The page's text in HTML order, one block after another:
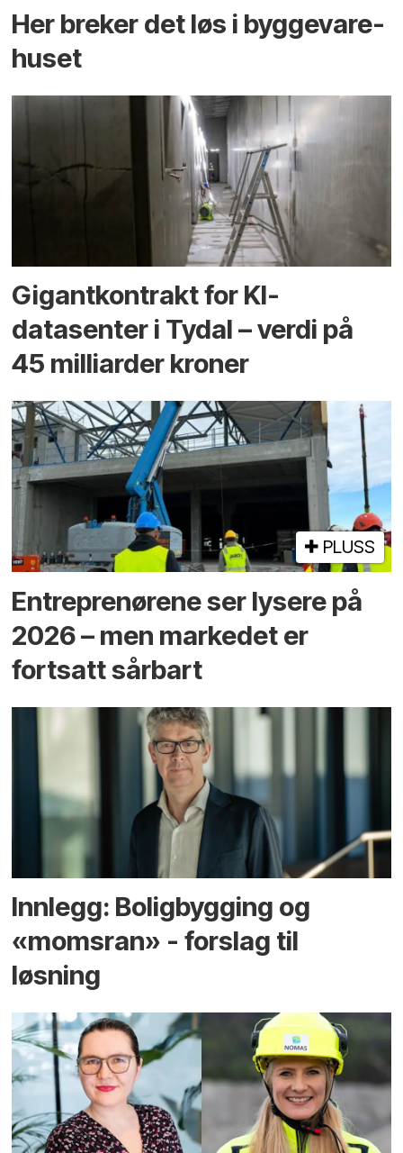
Her breker det løs i bygge­vare­
huset
Gigantkontrakt for KI-
datasenter i Tydal – verdi på
45 milliarder kroner
PLUSS
Entreprenørene ser lysere på
2026 – men markedet er
fortsatt sårbart
Innlegg: Boligbygging og
«momsran» - forslag til
løsning